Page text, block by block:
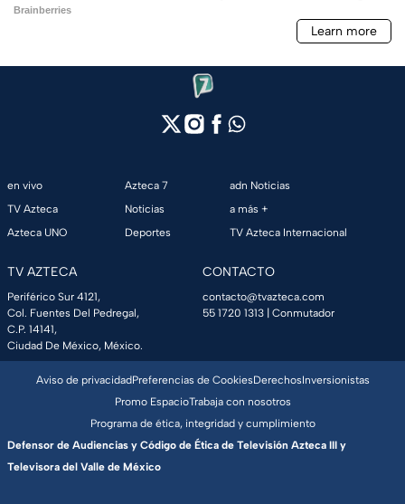
en vivo
TV Azteca
Azteca UNO
Azteca 7
Noticias
Deportes
adn Noticias
a más +
TV Azteca Internacional
TV AZTECA
Periférico Sur 4121,
Col. Fuentes Del Pedregal,
C.P. 14141,
Ciudad De México, México.
CONTACTO
contacto@tvazteca.com
55 1720 1313 | Conmutador
Aviso de privacidadPreferencias de CookiesDerechosInversionistas
Promo EspacioTrabaja con nosotros
Programa de ética, integridad y cumplimiento
Defensor de Audiencias y Código de Ética de Televisión Azteca III y
Televisora del Valle de México